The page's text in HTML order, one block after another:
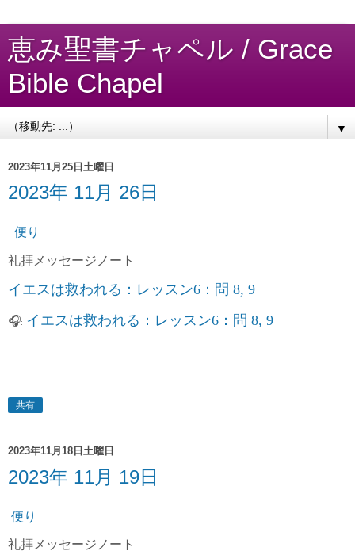
恵み聖書チャペル / Grace
Bible Chapel
▼
2023年11月25日土曜日
2023年 11月 26日
便り
礼拝 メッセージノート
イエスは救われる：レッスン6：問 8, 9
🎧: イエスは救われる：レッスン6：問 8, 9
共有
2023年11月18日土曜日
2023年 11月 19日
便り
礼拝メッセージノート